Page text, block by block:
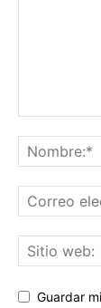
Guardar